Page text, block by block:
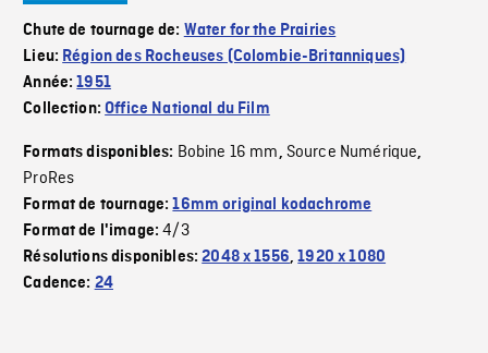
Chute de tournage de: Water for the Prairies
Lieu: Région des Rocheuses (Colombie-Britanniques)
Année:1951
Collection:Office National du Film
Formats disponibles: Bobine 16 mm, Source Numérique,
ProRes
Format de tournage:16mm original kodachrome
Format de l'image:4/3
Résolutions disponibles:2048 x 1556,1920 x 1080
Cadence: 24